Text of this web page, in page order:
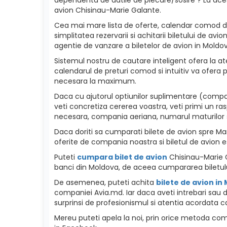
avion Chisinau-Marie Galante.
Cea mai mare lista de oferte, calendar comod
simplitatea rezervarii si achitarii biletului de
agentie de vanzare a biletelor de avion in
Sistemul nostru de cautare inteligent ofera la
calendarul de preturi comod si intuitiv va
necesara la maximum.
Daca cu ajutorul optiunilor suplimentare
veti concretiza cererea voastra, veti primi un
necesara, compania aeriana, numarul
Daca doriti sa cumparati bilete de avion spre
oferite de compania noastra si biletul de avion
Puteti cumpara bilet de avion Chisinau-Marie
banci din Moldova, de aceea cumpararea
De asemenea, puteti achita bilete de avion in
companiei Avia.md. Iar daca aveti intrebari
surprinsi de profesionismul si atentia acordata
Mereu puteti apela la noi, prin orice metoda